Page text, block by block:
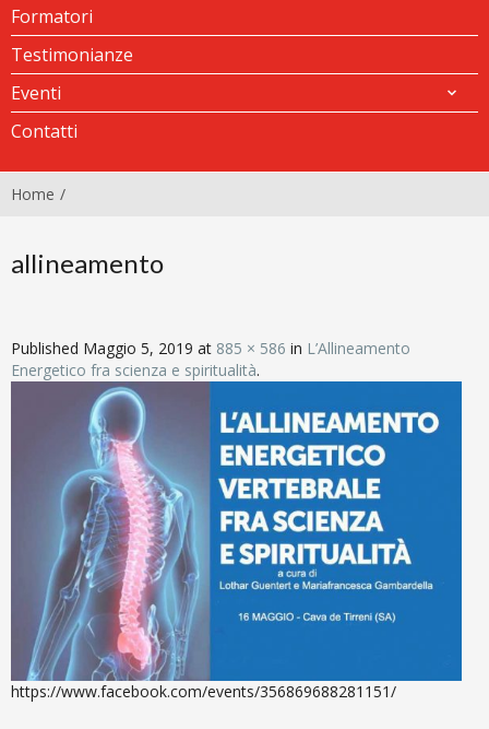
Formatori
Testimonianze
Eventi
Contatti
Home
allineamento
Published Maggio 5, 2019 at 885 × 586 in L’Allineamento
Energetico fra scienza e spiritualità.
https://www.facebook.com/events/356869688281151/